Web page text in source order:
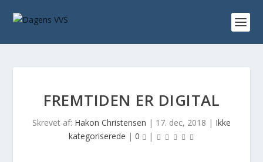
FREMTIDEN ER DIGITAL
Skrevet af: Hakon Christensen | 17. dec, 2018 | Ikke
kategoriserede | 0 |